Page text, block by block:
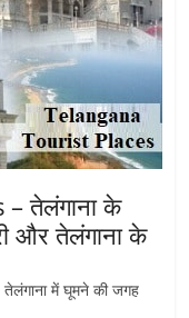
तेलंगाना के
और तेलंगाना के
में घूमने की जगह